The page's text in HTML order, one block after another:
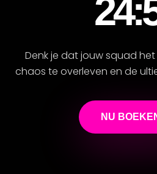
Denk je dat jouw squad
chaos te overleven en de
NU